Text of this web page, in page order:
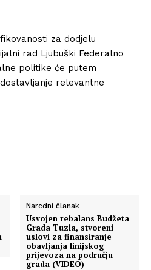
za dodjelu
rad Ljubuški Federalno
politike će putem
relevantne
Naredni članak
Usvojen rebalans Budžeta
Grada Tuzla, stvoreni
uslovi za finansiranje
obavljanja linijskog
prijevoza na području
grada (VIDEO)